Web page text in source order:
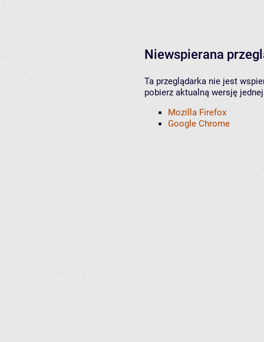
Niewspierana
Ta przeglądarka nie jest
pobierz aktualną wersję
Mozilla Firefox
Google Chrome